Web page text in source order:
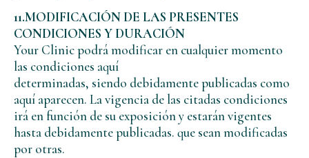
11.MODIFICACIÓN DE LAS PRESENTES
CONDICIONES Y DURACIÓN
Your Clinic podrá modificar en cualquier momento
las condiciones aquí
determinadas, siendo debidamente publicadas como
aquí aparecen. La vigencia de las citadas condiciones
irá en función de su exposición y estarán vigentes
hasta debidamente publicadas. que sean modificadas
por otras.